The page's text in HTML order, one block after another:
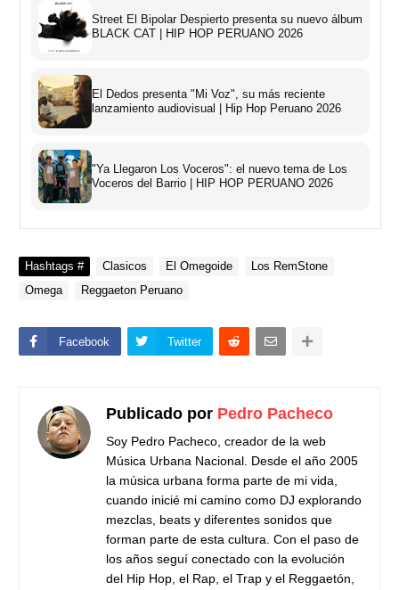
Street El Bipolar Despierto presenta su nuevo álbum
BLACK CAT | HIP HOP PERUANO 2026
El Dedos presenta "Mi Voz", su más reciente
lanzamiento audiovisual | Hip Hop Peruano 2026
"Ya Llegaron Los Voceros": el nuevo tema de Los
Voceros del Barrio | HIP HOP PERUANO 2026
Hashtags # Clasicos El Omegoide
Los RemStone
Omega
Reggaeton Peruano
Facebook Twitter
Publicado por Pedro Pacheco
Soy Pedro Pacheco, creador de la web
Música Urbana Nacional. Desde el año 2005
la música urbana forma parte de mi vida,
cuando inicié mi camino como DJ explorando
mezclas, beats y diferentes sonidos que
forman parte de esta cultura. Con el paso de
los años seguí conectado con la evolución
del Hip Hop, el Rap, el Trap y el Reggaetón,